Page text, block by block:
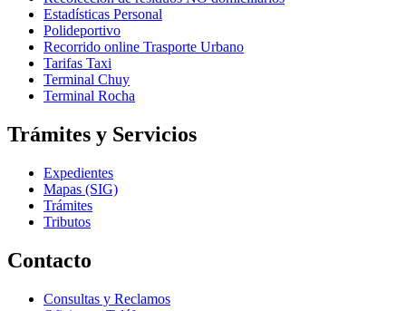
Estadísticas Personal
Polideportivo
Recorrido online Trasporte Urbano
Tarifas Taxi
Terminal Chuy
Terminal Rocha
Trámites y Servicios
Expedientes
Mapas (SIG)
Trámites
Tributos
Contacto
Consultas y Reclamos